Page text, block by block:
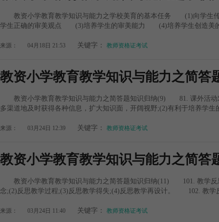
教资小学教育教学知识与能力之学校美育的基本任务 (1)向学生
学生正确的审美观点 (3)培养学生的审美能力 (4)培养学生创造
来源： 04月18日 21:53 关键字： 教师资格证考试
教资小学教育教学知识与能力之简答
教资小学教育教学知识与能力之简答题知识归纳(9) 81. 课外活
多渠道地及时获得各种信息，扩大知识面，开阔视野;(2)有利于培养学生
来源： 03月24日 12:39 关键字： 教师资格证考试
教资小学教育教学知识与能力之简答
教资小学教育教学知识与能力之简答题知识归纳(11) 101. 教学
念;(2)反思教学过程;(3)反思教学得失;(4)反思教学再设计。 102. 教学
来源： 03月24日 11:40 关键字： 教师资格证考试